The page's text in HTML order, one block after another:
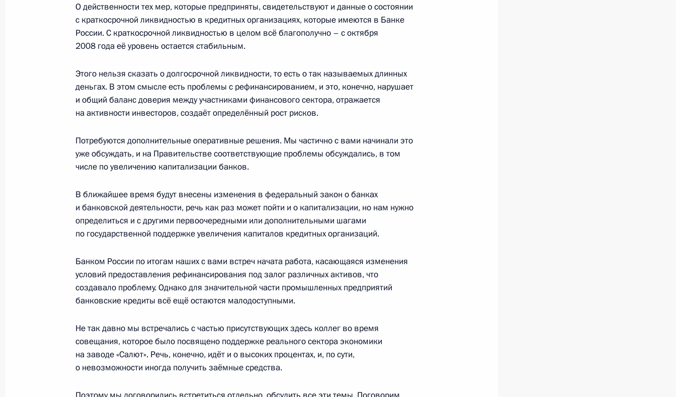
Рабочая встреча с Председателем Правительства Владимиром
14 января 2009 года, 16:30 Московская область, Горки
С председателем правления компании «Газпром» Алексеем
российского газа через Украину в Европу
14 января 2009 года, 14:00 Московская область, Горки
13 января 2009 года, вторник
Дмитрий Медведев почтил память Патриарха Московского и всея
13 января 2009 года, 15:30 Москва, Богоявленский собор
Рабочая встреча с Министром здравоохранения и социального
13 января 2009 года, 15:00 Москва, Кремль
О действенности тех мер, которые предприняты, свидетельствуют и данные о состоянии
с краткосрочной ликвидностью в кредитных организациях, которые имеются в Банке
России. С краткосрочной ликвидностью в целом всё благополучно – с октября
2008 года её уровень остается стабильным.
Этого нельзя сказать о долгосрочной ликвидности, то есть о так называемых длинных
деньгах. В этом смысле есть проблемы с рефинансированием, и это, конечно, нарушает
и общий баланс доверия между участниками финансового сектора, отражается
на активности инвесторов, создаёт определённый рост рисков.
Потребуются дополнительные оперативные решения. Мы частично с вами начинали это
уже обсуждать, и на Правительстве соответствующие проблемы обсуждались, в том
числе по увеличению капитализации банков.
В ближайшее время будут внесены изменения в федеральный закон о банках
и банковской деятельности, речь как раз может пойти и о капитализации, но нам нужно
определиться и с другими первоочередными или дополнительными шагами
по государственной поддержке увеличения капиталов кредитных организаций.
Банком России по итогам наших с вами встреч начата работа, касающаяся изменения
условий предоставления рефинансирования под залог различных активов, что
создавало проблему. Однако для значительной части промышленных предприятий
банковские кредиты всё ещё остаются малодоступными.
Не так давно мы встречались с частью присутствующих здесь коллег во время
совещания, которое было посвящено поддержке реального сектора экономики
на заводе «Салют». Речь, конечно, идёт и о высоких процентах, и, по сути,
о невозможности иногда получить заёмные средства.